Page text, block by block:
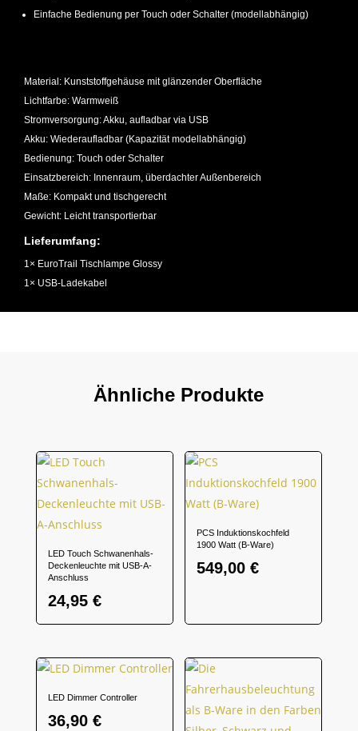
Einfache Bedienung per Touch oder Schalter (modellabhängig)
Material: Kunststoffgehäuse mit glänzender Oberfläche
Lichtfarbe: Warmweiß
Stromversorgung: Akku, aufladbar via USB
Akku: Wiederaufladbar (Kapazität modellabhängig)
Bedienung: Touch oder Schalter
Einsatzbereich: Innenraum, überdachter Außenbereich
Maße: Kompakt und tischgerecht
Gewicht: Leicht transportierbar
Lieferumfang:
1× EuroTrail Tischlampe Glossy
1× USB-Ladekabel
Ähnliche Produkte
LED Touch Schwanenhals-
Deckenleuchte mit USB-A-
Anschluss
24,95 €
PCS Induktionskochfeld
1900 Watt (B-Ware)
549,00€
LED Dimmer Controller
36,90 €